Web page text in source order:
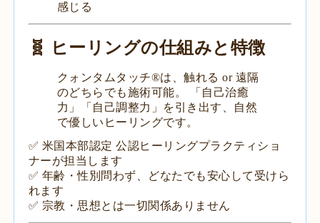
感じる
🧬 ヒーリングの仕組みと特徴
クォンタムタッチ®️は、触れる or 遠隔
のどちらでも施術可能。 「自己治癒
力」「自己調整力」を引き出す、自然
で優しいヒーリングです。
✅ 米国本部認定 公認ヒーリングプラクティショ
ナーが担当します
✅ 年齢・性別問わず、どなたでも安心して受けら
れます
✅ 宗教・思想とは一切関係ありません